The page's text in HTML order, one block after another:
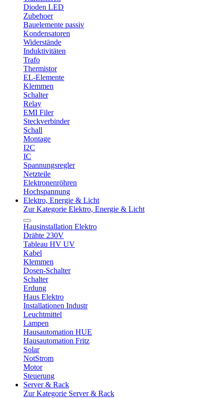
Dioden LED
Zubehoer
Bauelemente passiv
Kondensatoren
Widerstände
Induktivitäten
Trafo
Thermistor
EL-Elemente
Klemmen
Schalter
Relay
EMI Filer
Steckverbinder
Schall
Montage
I2C
IC
Spannungsregler
Netzteile
Elektronenröhren
Hochspannung
Elektro, Energie & Licht
Zur Kategorie Elektro, Energie & Licht
Hausinstallation Elektro
Drähte 230V
Tableau HV UV
Kabel
Klemmen
Dosen-Schalter
Schalter
Erdung
Haus Elektro
Installationen Industr
Leuchtmittel
Lampen
Hausautomation HUE
Hausautomation Fritz
Solar
NotStrom
Motor
Steuerung
Server & Rack
Zur Kategorie Server & Rack